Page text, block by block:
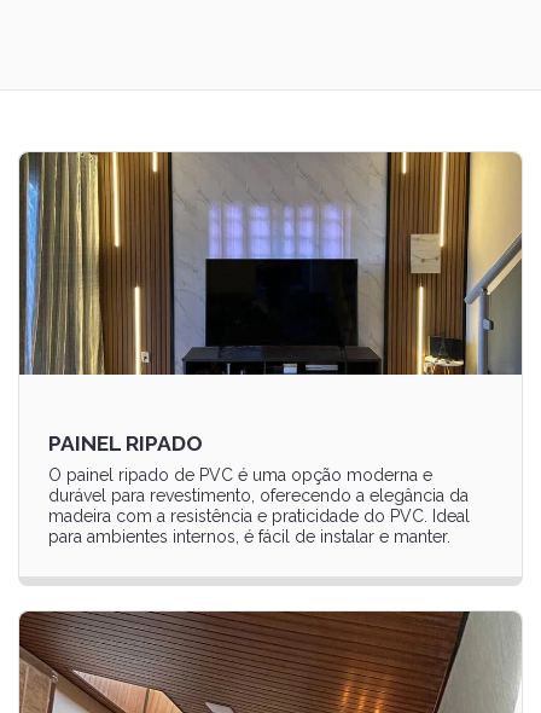
PAINEL RIPADO
O painel ripado de PVC é uma opção moderna e
durável para revestimento, oferecendo a elegância da
madeira com a resistência e praticidade do PVC. Ideal
para ambientes internos, é fácil de instalar e manter.